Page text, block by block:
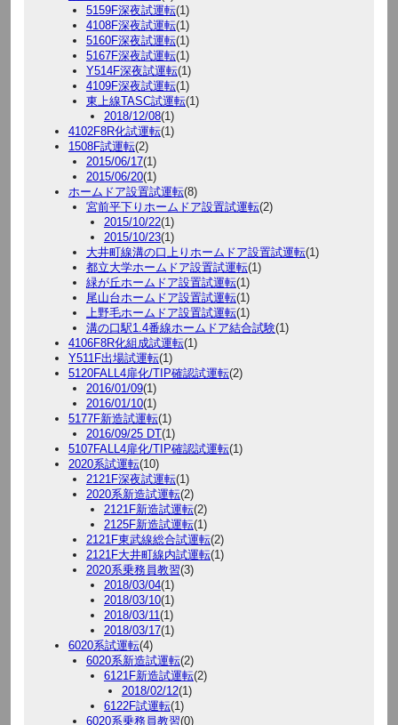
5159F深夜試運転(1)
4108F深夜試運転(1)
5160F深夜試運転(1)
5167F深夜試運転(1)
Y514F深夜試運転(1)
4109F深夜試運転(1)
東上線TASC試運転(1)
2018/12/08(1)
4102F8R化試運転(1)
1508F試運転(2)
2015/06/17(1)
2015/06/20(1)
ホームドア設置試運転(8)
宮前平下りホームドア設置試運転(2)
2015/10/22(1)
2015/10/23(1)
大井町線溝の口上りホームドア設置試運転(1)
都立大学ホームドア設置試運転(1)
緑が丘ホームドア設置試運転(1)
尾山台ホームドア設置試運転(1)
上野毛ホームドア設置試運転(1)
溝の口駅1.4番線ホームドア結合試験(1)
4106F8R化組成試運転(1)
Y511F出場試運転(1)
5120FALL4扉化/TIP確認試運転(2)
2016/01/09(1)
2016/01/10(1)
5177F新造試運転(1)
2016/09/25 DT(1)
5107FALL4扉化/TIP確認試運転(1)
2020系試運転(10)
2121F深夜試運転(1)
2020系新造試運転(2)
2121F新造試運転(2)
2125F新造試運転(1)
2121F東武線総合試運転(2)
2121F大井町線内試運転(1)
2020系乗務員教習(3)
2018/03/04(1)
2018/03/10(1)
2018/03/11(1)
2018/03/17(1)
6020系試運転(4)
6020系新造試運転(2)
6121F新造試運転(2)
2018/02/12(1)
6122F試運転(1)
6020系乗務員教習(0)